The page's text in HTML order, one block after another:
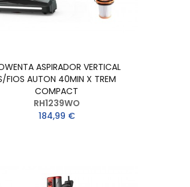
ASPIRADOR VERTICAL
FIOS AUTON 40MIN X TREM
COMPACT
RH1239WO
184,99 €